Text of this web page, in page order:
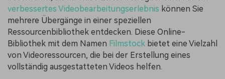
verbessertes Videobearbeitungserlebnis können Sie
mehrere Übergänge in einer speziellen
Ressourcenbibliothek entdecken. Diese Online-
Bibliothek mit dem Namen Filmstock bietet eine Vielzahl
von Videoressourcen, die bei der Erstellung eines
vollständig ausgestatteten Videos helfen.